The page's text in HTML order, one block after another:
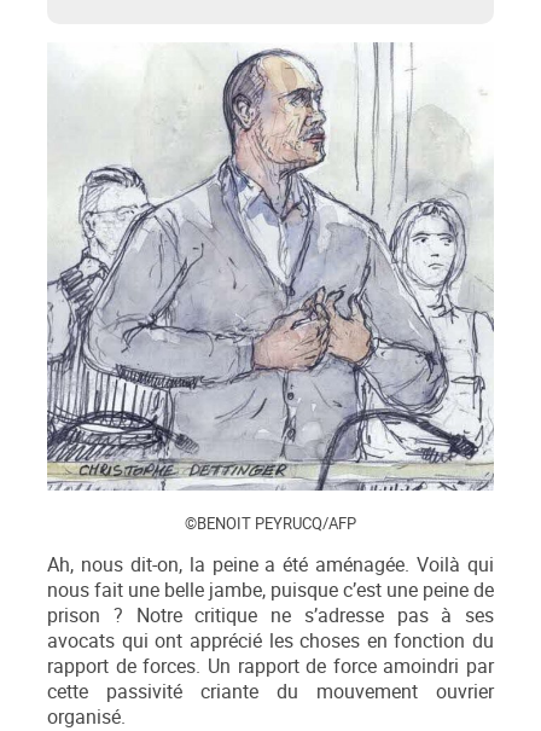
©BENOIT PEYRUCQ/AFP
Ah, nous dit-on, la peine a été aménagée. Voilà qui
nous fait une belle jambe, puisque c’est une peine de
prison ? Notre critique ne s’adresse pas à ses
avocats qui ont apprécié les choses en fonction du
rapport de forces. Un rapport de force amoindri par
cette passivité criante du mouvement ouvrier
organisé.